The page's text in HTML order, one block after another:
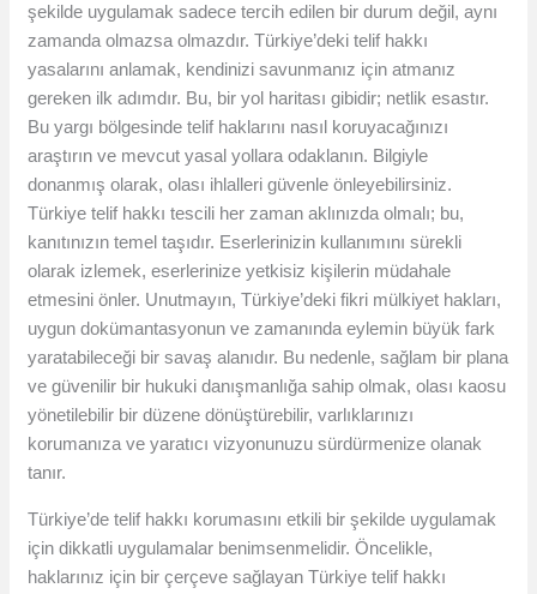
şekilde uygulamak sadece tercih edilen bir durum değil, aynı
zamanda olmazsa olmazdır. Türkiye’deki telif hakkı
yasalarını anlamak, kendinizi savunmanız için atmanız
gereken ilk adımdır. Bu, bir yol haritası gibidir; netlik esastır.
Bu yargı bölgesinde telif haklarını nasıl koruyacağınızı
araştırın ve mevcut yasal yollara odaklanın. Bilgiyle
donanmış olarak, olası ihlalleri güvenle önleyebilirsiniz.
Türkiye telif hakkı tescili her zaman aklınızda olmalı; bu,
kanıtınızın temel taşıdır. Eserlerinizin kullanımını sürekli
olarak izlemek, eserlerinize yetkisiz kişilerin müdahale
etmesini önler. Unutmayın, Türkiye’deki fikri mülkiyet hakları,
uygun dokümantasyonun ve zamanında eylemin büyük fark
yaratabileceği bir savaş alanıdır. Bu nedenle, sağlam bir plana
ve güvenilir bir hukuki danışmanlığa sahip olmak, olası kaosu
yönetilebilir bir düzene dönüştürebilir, varlıklarınızı
korumanıza ve yaratıcı vizyonunuzu sürdürmenize olanak
tanır.
Türkiye’de telif hakkı korumasını etkili bir şekilde uygulamak
için dikkatli uygulamalar benimsenmelidir. Öncelikle,
haklarınız için bir çerçeve sağlayan Türkiye telif hakkı